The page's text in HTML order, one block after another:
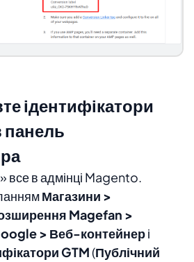
ідентифікатори
панель
все в адмінці Magento.
Магазини >
Magefan >
> Веб-контейнері
GTM(Публічний